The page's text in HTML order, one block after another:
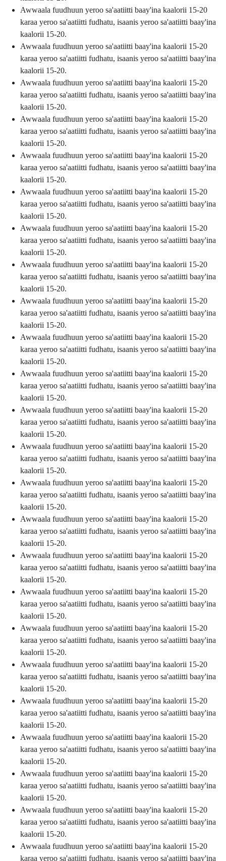
Awwaala fuudhuun yeroo sa'aatiitti baay'ina kaalorii 15-20
karaa yeroo sa'aatiitti fudhatu, isaanis yeroo sa'aatiitti baay'ina
kaalorii 15-20.
Awwaala fuudhuun yeroo sa'aatiitti baay'ina kaalorii 15-20
karaa yeroo sa'aatiitti fudhatu, isaanis yeroo sa'aatiitti baay'ina
kaalorii 15-20.
Awwaala fuudhuun yeroo sa'aatiitti baay'ina kaalorii 15-20
karaa yeroo sa'aatiitti fudhatu, isaanis yeroo sa'aatiitti baay'ina
kaalorii 15-20.
Awwaala fuudhuun yeroo sa'aatiitti baay'ina kaalorii 15-20
karaa yeroo sa'aatiitti fudhatu, isaanis yeroo sa'aatiitti baay'ina
kaalorii 15-20.
Awwaala fuudhuun yeroo sa'aatiitti baay'ina kaalorii 15-20
karaa yeroo sa'aatiitti fudhatu, isaanis yeroo sa'aatiitti baay'ina
kaalorii 15-20.
Awwaala fuudhuun yeroo sa'aatiitti baay'ina kaalorii 15-20
karaa yeroo sa'aatiitti fudhatu, isaanis yeroo sa'aatiitti baay'ina
kaalorii 15-20.
Awwaala fuudhuun yeroo sa'aatiitti baay'ina kaalorii 15-20
karaa yeroo sa'aatiitti fudhatu, isaanis yeroo sa'aatiitti baay'ina
kaalorii 15-20.
Awwaala fuudhuun yeroo sa'aatiitti baay'ina kaalorii 15-20
karaa yeroo sa'aatiitti fudhatu, isaanis yeroo sa'aatiitti baay'ina
kaalorii 15-20.
Awwaala fuudhuun yeroo sa'aatiitti baay'ina kaalorii 15-20
karaa yeroo sa'aatiitti fudhatu, isaanis yeroo sa'aatiitti baay'ina
kaalorii 15-20.
Awwaala fuudhuun yeroo sa'aatiitti baay'ina kaalorii 15-20
karaa yeroo sa'aatiitti fudhatu, isaanis yeroo sa'aatiitti baay'ina
kaalorii 15-20.
Awwaala fuudhuun yeroo sa'aatiitti baay'ina kaalorii 15-20
karaa yeroo sa'aatiitti fudhatu, isaanis yeroo sa'aatiitti baay'ina
kaalorii 15-20.
Awwaala fuudhuun yeroo sa'aatiitti baay'ina kaalorii 15-20
karaa yeroo sa'aatiitti fudhatu, isaanis yeroo sa'aatiitti baay'ina
kaalorii 15-20.
Awwaala fuudhuun yeroo sa'aatiitti baay'ina kaalorii 15-20
karaa yeroo sa'aatiitti fudhatu, isaanis yeroo sa'aatiitti baay'ina
kaalorii 15-20.
Awwaala fuudhuun yeroo sa'aatiitti baay'ina kaalorii 15-20
karaa yeroo sa'aatiitti fudhatu, isaanis yeroo sa'aatiitti baay'ina
kaalorii 15-20.
Awwaala fuudhuun yeroo sa'aatiitti baay'ina kaalorii 15-20
karaa yeroo sa'aatiitti fudhatu, isaanis yeroo sa'aatiitti baay'ina
kaalorii 15-20.
Awwaala fuudhuun yeroo sa'aatiitti baay'ina kaalorii 15-20
karaa yeroo sa'aatiitti fudhatu, isaanis yeroo sa'aatiitti baay'ina
kaalorii 15-20.
Awwaala fuudhuun yeroo sa'aatiitti baay'ina kaalorii 15-20
karaa yeroo sa'aatiitti fudhatu, isaanis yeroo sa'aatiitti baay'ina
kaalorii 15-20.
Awwaala fuudhuun yeroo sa'aatiitti baay'ina kaalorii 15-20
karaa yeroo sa'aatiitti fudhatu, isaanis yeroo sa'aatiitti baay'ina
kaalorii 15-20.
Awwaala fuudhuun yeroo sa'aatiitti baay'ina kaalorii 15-20
karaa yeroo sa'aatiitti fudhatu, isaanis yeroo sa'aatiitti baay'ina
kaalorii 15-20.
Awwaala fuudhuun yeroo sa'aatiitti baay'ina kaalorii 15-20
karaa yeroo sa'aatiitti fudhatu, isaanis yeroo sa'aatiitti baay'ina
kaalorii 15-20.
Awwaala fuudhuun yeroo sa'aatiitti baay'ina kaalorii 15-20
karaa yeroo sa'aatiitti fudhatu, isaanis yeroo sa'aatiitti baay'ina
kaalorii 15-20.
Awwaala fuudhuun yeroo sa'aatiitti baay'ina kaalorii 15-20
karaa yeroo sa'aatiitti fudhatu, isaanis yeroo sa'aatiitti baay'ina
kaalorii 15-20.
Awwaala fuudhuun yeroo sa'aatiitti baay'ina kaalorii 15-20
karaa yeroo sa'aatiitti fudhatu, isaanis yeroo sa'aatiitti baay'ina
kaalorii 15-20.
Awwaala fuudhuun yeroo sa'aatiitti baay'ina kaalorii 15-20
karaa yeroo sa'aatiitti fudhatu, isaanis yeroo sa'aatiitti baay'ina